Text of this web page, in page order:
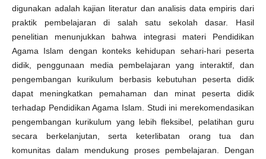
digunakan adalah kajian literatur dan analisis data empiris dari
praktik pembelajaran di salah satu sekolah dasar. Hasil
penelitian menunjukkan bahwa integrasi materi Pendidikan
Agama Islam dengan konteks kehidupan sehari-hari peserta
didik, penggunaan media pembelajaran yang interaktif, dan
pengembangan kurikulum berbasis kebutuhan peserta didik
dapat meningkatkan pemahaman dan minat peserta didik
terhadap Pendidikan Agama Islam. Studi ini merekomendasikan
pengembangan kurikulum yang lebih fleksibel, pelatihan guru
secara berkelanjutan, serta keterlibatan orang tua dan
komunitas dalam mendukung proses pembelajaran. Dengan